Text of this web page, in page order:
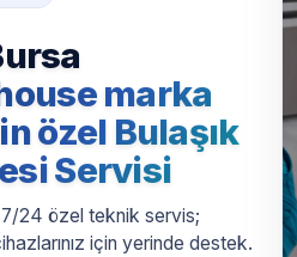
marka
özel Bulaşık
Servisi
7/24 özel teknik servis;
için yerinde destek.